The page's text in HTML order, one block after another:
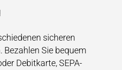
sicheren
Sie bequem
Debitkarte, SEPA-